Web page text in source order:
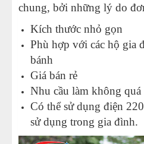
chung, bởi những lý do
Kích thước nhỏ gọn
Phù hợp với các hộ gia
bánh
Giá bán rẻ
Nhu cầu làm không
Có thể sử dụng điện
sử dụng trong gia đình.